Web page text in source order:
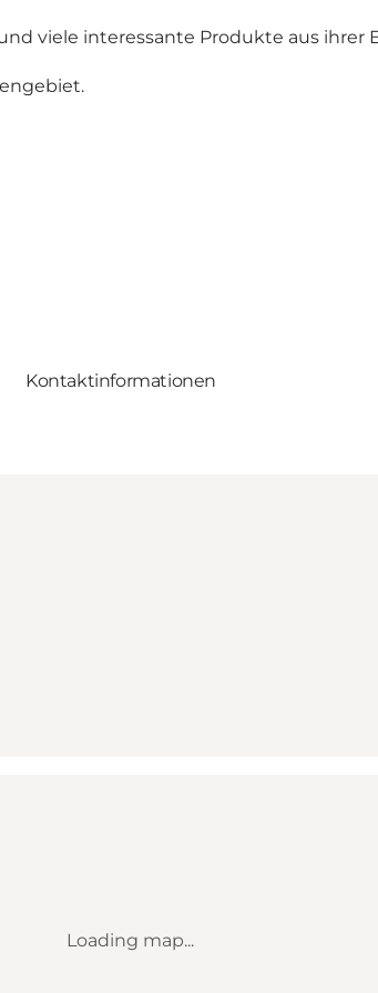
viele interessante Produkte aus ihrer
Kontaktinformationen
Loading map...